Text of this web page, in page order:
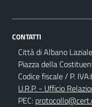
CONTATTI
Città di Albano Laziale
Piazza della
Codice fiscale / P.
U.R.P. - Ufficio
PEC: